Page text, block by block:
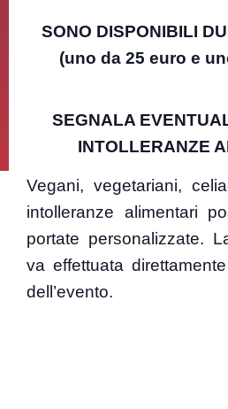
SONO DISPONIBILI
(uno da 25 euro e
SEGNALA
INTOLLERANZE
Vegani, vegetariani,
intolleranze alimentari
portate personalizzate.
va effettuata
dell’evento.